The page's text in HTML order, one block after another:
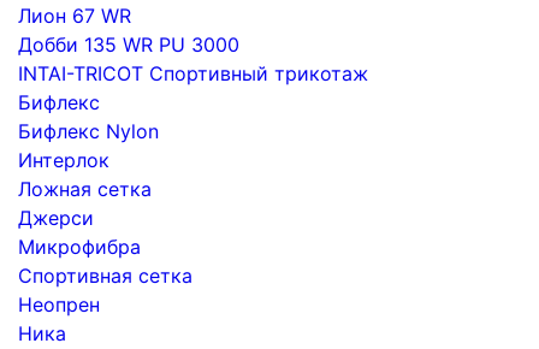
Лион 67 WR
Добби 135 WR PU 3000
INTAI-TRICOT Спортивный трикотаж
Бифлекс
Бифлекс Nylon
Интерлок
Ложная сетка
Джерси
Микрофибра
Спортивная сетка
Неопрен
Ника